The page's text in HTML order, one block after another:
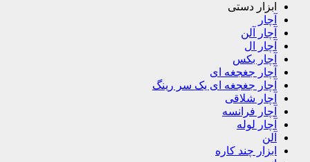
ابزار دستی
آچار
آچار آلن
آچار ال
آچار بکس
آچار جغجغه ای
آچار جغجغه ای یک سر رینگ
آچار شلاقی
آچار فرانسه
آچار لوله
آلن
ابزار چند کاره